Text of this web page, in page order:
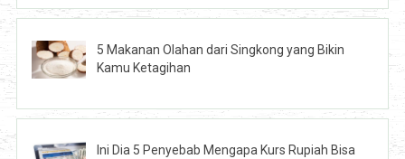
5 Makanan Olahan dari Singkong yang Bikin
Kamu Ketagihan
Ini Dia 5 Penyebab Mengapa Kurs Rupiah Bisa